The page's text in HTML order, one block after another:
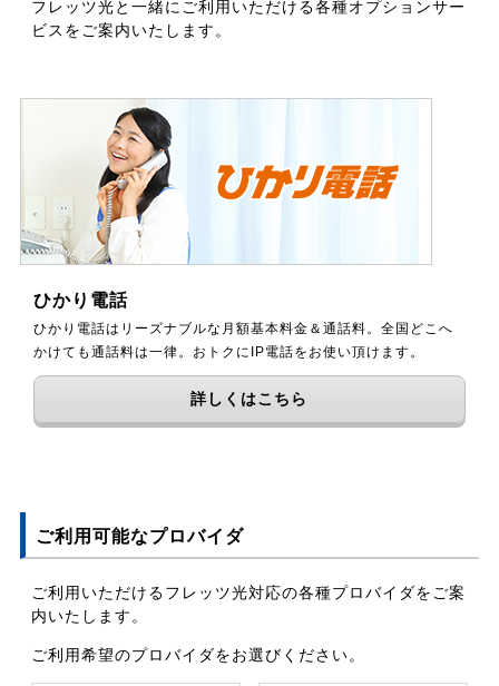
フレッツ光と一緒にご利用いただける各種オプションサー
ビスをご案内いたします。
ひかり電話
ひかり電話はリーズナブルな月額基本料金＆通話料。全国どこへ
かけても通話料は一律。おトクにIP電話をお使い頂けます。
詳しくはこちら
ご利用可能なプロバイダ
ご利用いただけるフレッツ光対応の各種プロバイダをご案
内いたします。
ご利用希望のプロバイダをお選びください。